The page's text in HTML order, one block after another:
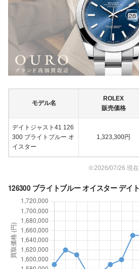
モデル名
ROLEX
販売価格
デイトジャスト41 126
300 ブライトブルー オ
イスター
1,323,300円
※2026/07/26 現在